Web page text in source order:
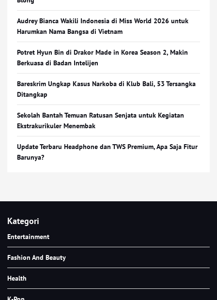
Audrey Bianca Wakili Indonesia di Miss World 2026 untuk
Harumkan Nama Bangsa di Vietnam
Potret Hyun Bin di Drakor Made in Korea Season 2, Makin
Berkuasa di Badan Intelijen
Bareskrim Ungkap Kasus Narkoba di Klub Bali, 53 Tersangka
Ditangkap
Sekolah Bantah Temuan Ratusan Senjata untuk Kegiatan
Ekstrakurikuler Menembak
Update Terbaru Headphone dan TWS Premium, Apa Saja Fitur
Barunya?
Kategori
Entertainment
Fashion And Beauty
Health